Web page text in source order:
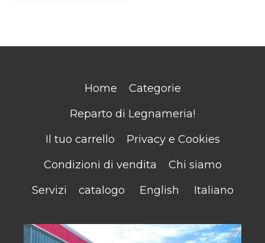
Home
Categorie
Reparto di Legnameria!
Il tuo carrello
Privacy e Cookies
Condizioni di vendita
Chi siamo
Servizi
catalogo English Italiano